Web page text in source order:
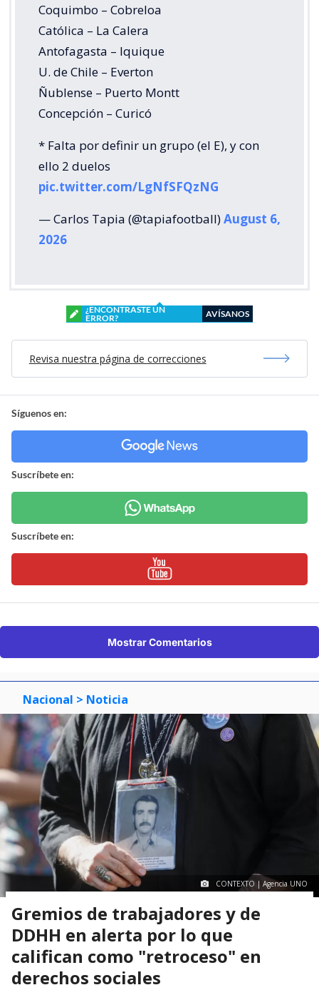
Coquimbo – Cobreloa
Católica – La Calera
Antofagasta – Iquique
U. de Chile – Everton
Ñublense – Puerto Montt
Concepción – Curicó
* Falta por definir un grupo (el E), y con
ello 2 duelos
pic.twitter.com/LgNfSFQzNG
— Carlos Tapia (@tapiafootball)August 6,
2026
¿ENCONTRASTE UN
ERROR?
AVÍSANOS
Revisa nuestra página de correcciones
Síguenos en:
Suscríbete en:
Suscríbete en:
Mostrar Comentarios
Nacional > Noticia
CONTEXTO | Agencia UNO
Gremios de trabajadores y de
DDHH en alerta por lo que
califican como "retroceso" en
derechos sociales